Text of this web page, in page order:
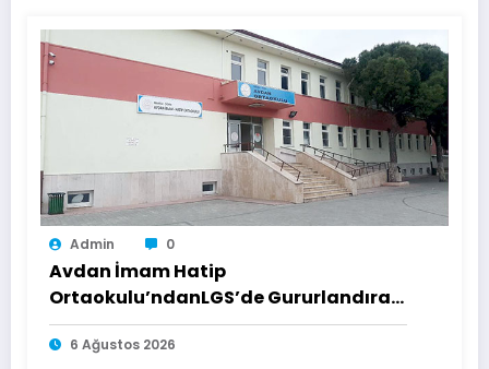
Admin 0
Avdan İmam Hatip
Ortaokulu’ndanLGS’de Gururlandıran
Başarı
6 Ağustos 2026